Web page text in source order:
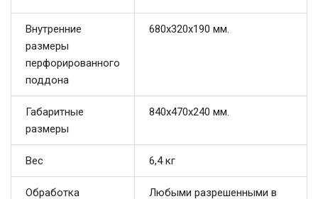
Внутренние
размеры
перфорированного
поддона
680x320x190 мм.
Габаритные
размеры
840x470x240 мм.
Вес 6,4 кг
Обработка
Любыми разрешенными в